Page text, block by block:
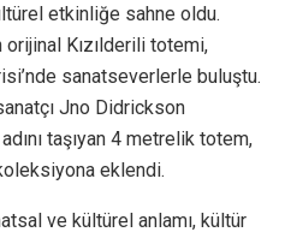
etkinliğe sahne oldu.
Kızılderili totemi,
sanatseverlerle buluştu.
Jno Didrickson
taşıyan 4 metrelik totem,
eklendi.
ve kültürel anlamı, kültür